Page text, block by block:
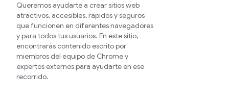
Queremos ayudarte a crear sitios web
atractivos, accesibles, rápidos y seguros
que funcionen en diferentes navegadores
y para todos tus usuarios. En este sitio,
encontrarás contenido escrito por
miembros del equipo de Chrome y
expertos externos para ayudarte en ese
recorrido.